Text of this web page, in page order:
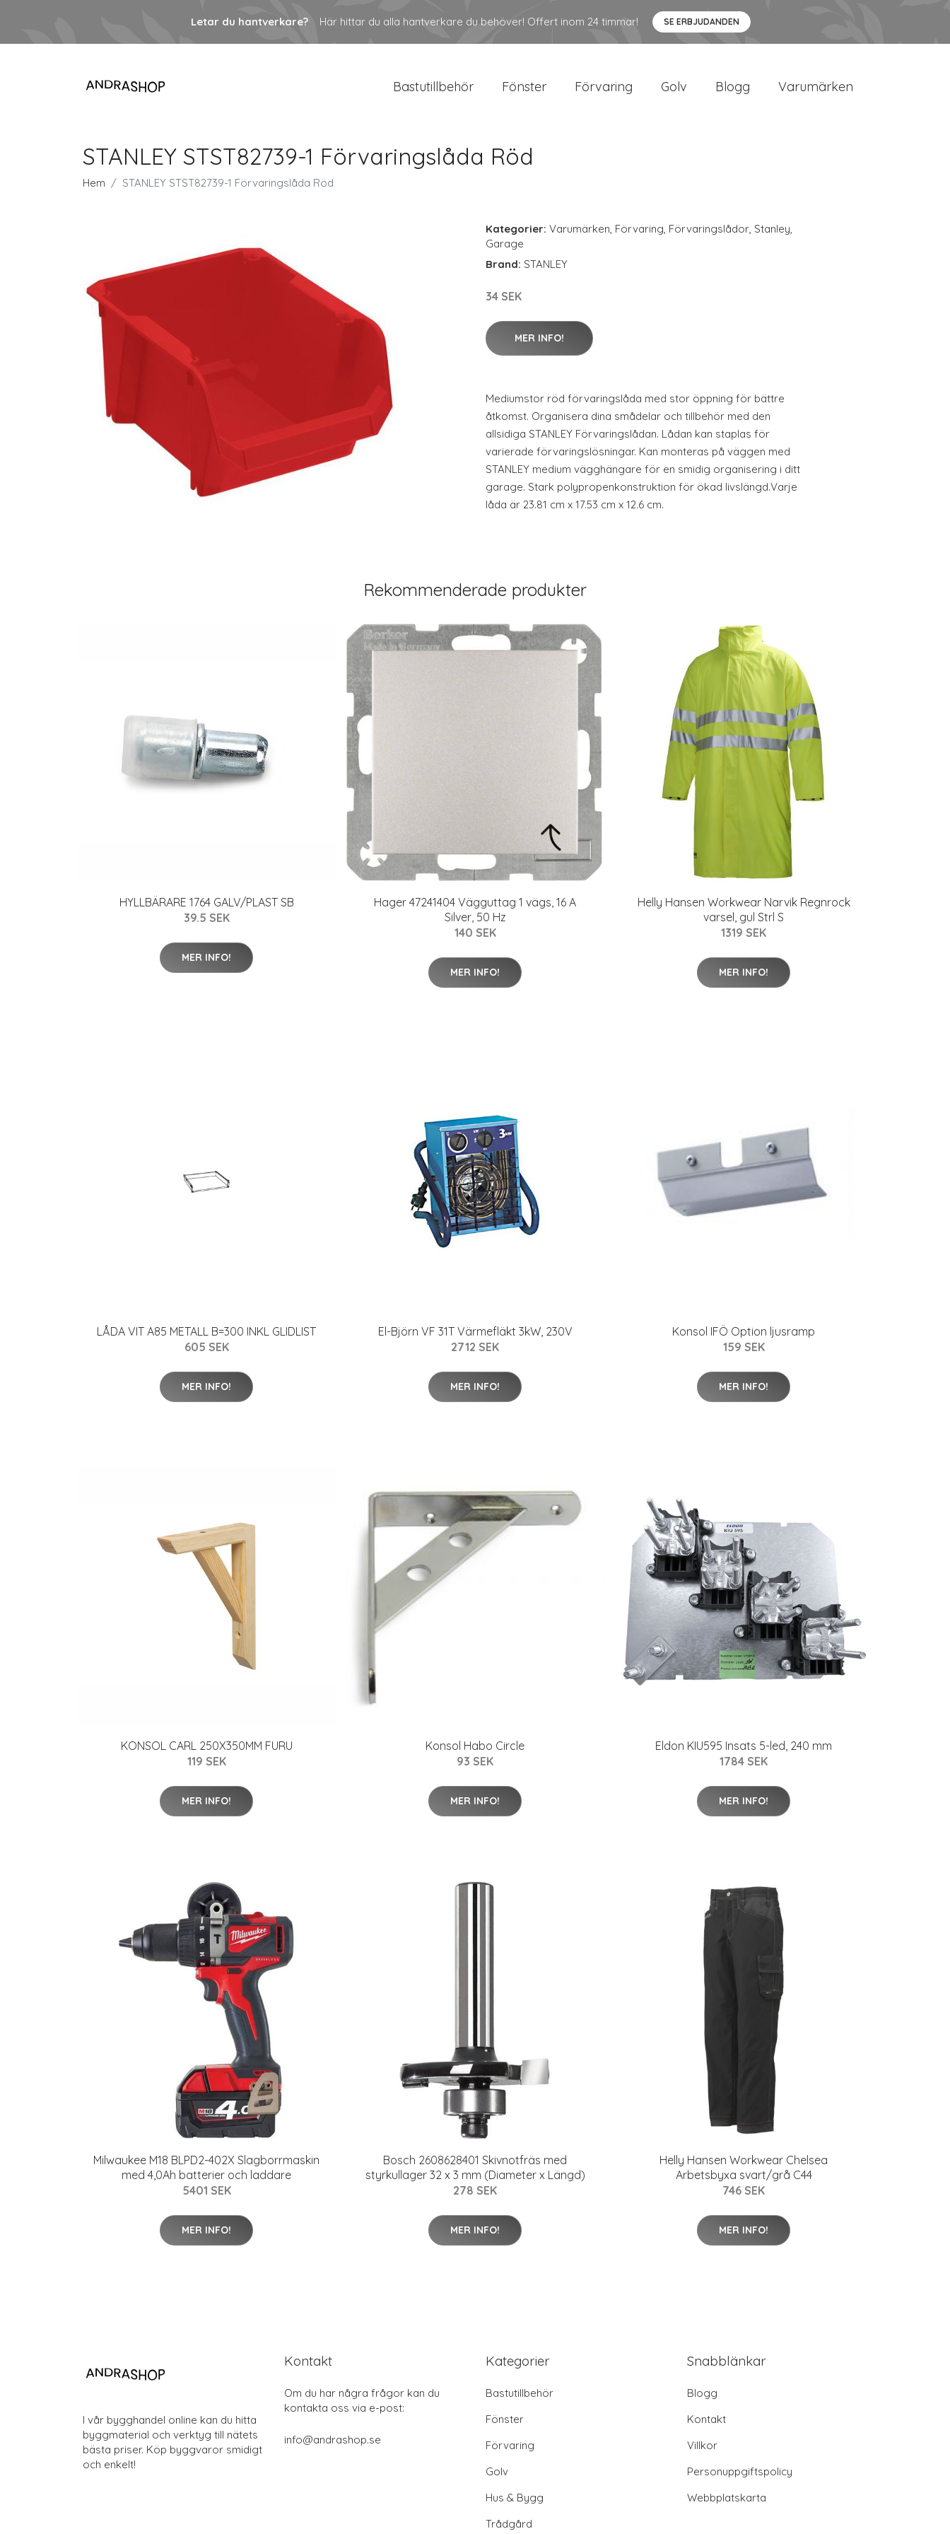
Letar du hantverkare? Här hittar du alla hantverkare du behöver! Offert inom 24 timmar! SE ERBJUDANDEN
Bastutillbehör Fönster Förvaring Golv Blogg Varumärken
STANLEY STST82739-1 Förvaringslåda Röd
Hem STANLEY STST82739-1 Förvaringslåda Röd
Kategorier: Varumärken, Förvaring, Förvaringslådor, Stanley,
Garage
Brand: STANLEY
34 SEK
MER INFO!
Mediumstor röd förvaringslåda med stor öppning för bättre
åtkomst. Organisera dina smådelar och tillbehör med den
allsidiga STANLEY Förvaringslådan. Lådan kan staplas för
varierade förvaringslösningar. Kan monteras på väggen med
STANLEY medium vägghängare för en smidig organisering i ditt
garage. Stark polypropenkonstruktion för ökad livslängd.Varje
låda är 23.81 cm x 17.53 cm x 12.6 cm.
Rekommenderade produkter
HYLLBÄRARE 1764 GALV/PLAST SB
39.5 SEK
MER INFO!
Hager 47241404 Vägguttag 1 vägs, 16 A
Silver, 50 Hz
140 SEK
MER INFO!
Helly Hansen Workwear Narvik Regnrock
varsel, gul Strl S
1319 SEK
MER INFO!
LÅDA VIT A85 METALL B=300 INKL GLIDLIST
605 SEK
MER INFO!
El-Björn VF 31T Värmefläkt 3kW, 230V
2712 SEK
MER INFO!
Konsol IFÖ Option ljusramp
159 SEK
MER INFO!
KONSOL CARL 250X350MM FURU
119 SEK
MER INFO!
Konsol Habo Circle
93 SEK
MER INFO!
Eldon KIU595 Insats 5-led, 240 mm
1784 SEK
MER INFO!
Milwaukee M18 BLPD2-402X Slagborrmaskin
med 4,0Ah batterier och laddare
5401 SEK
MER INFO!
Bosch 2608628401 Skivnotfräs med
styrkullager 32 x 3 mm (Diameter x Längd)
278 SEK
MER INFO!
Helly Hansen Workwear Chelsea
Arbetsbyxa svart/grå C44
746 SEK
MER INFO!
I vår bygghandel online kan du hitta
byggmaterial och verktyg till nätets
bästa priser. Köp byggvaror smidigt
och enkelt!
Kontakt
Om du har några frågor kan du
kontakta oss via e-post:
info@andrashop.se
Kategorier
Bastutillbehör
Fönster
Förvaring
Golv
Hus & Bygg
Trådgård
Snabblänkar
Blogg
Kontakt
Villkor
Personuppgiftspolicy
Webbplatskarta